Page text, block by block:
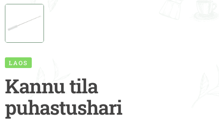
LAOS
Kannu tila
puhastushari